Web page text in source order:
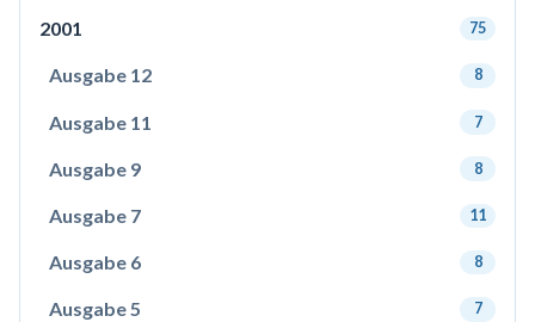
2001 75
Ausgabe 12 8
Ausgabe 11 7
Ausgabe 9 8
Ausgabe 7 11
Ausgabe 6 8
Ausgabe 5 7